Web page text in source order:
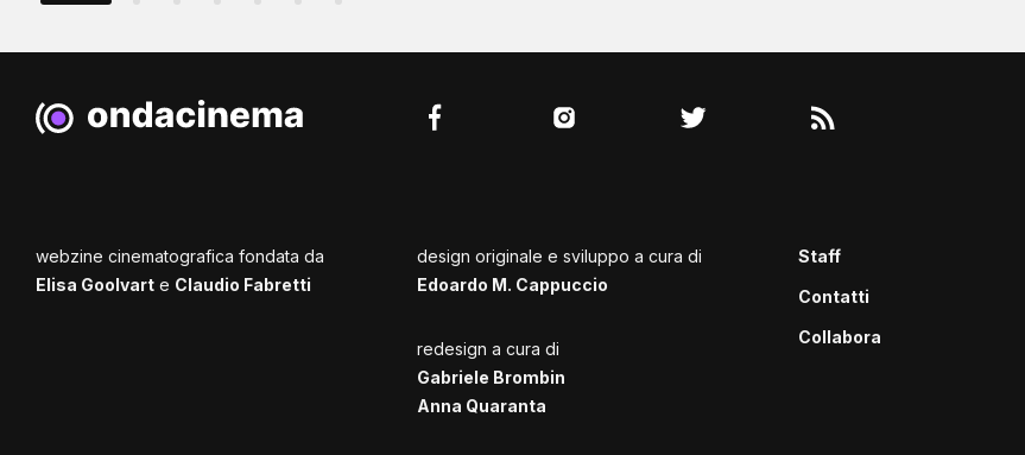
webzine cinematografica fondata da
Elisa Goolvart e Claudio Fabretti
design originale e sviluppo a cura di
Edoardo M. Cappuccio
redesign a cura di
Gabriele Brombin
Anna Quaranta
Staff
Contatti
Collabora